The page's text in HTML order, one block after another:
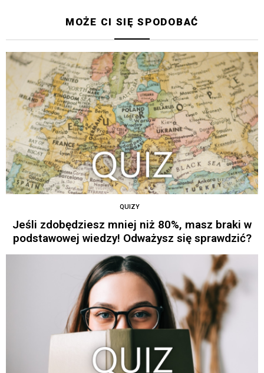
MOŻE CI SIĘ SPODOBAĆ
QUIZY
Jeśli zdobędziesz mniej niż 80%, masz braki w
podstawowej wiedzy! Odważysz się sprawdzić?